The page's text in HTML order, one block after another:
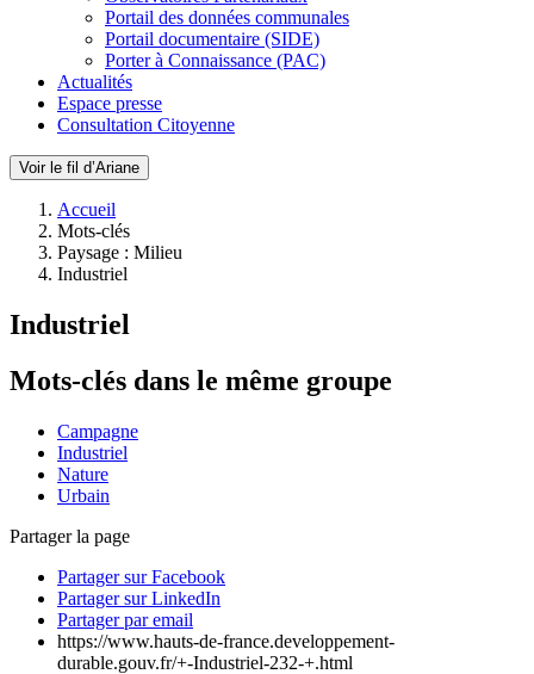
Portail des données communales
Portail documentaire (SIDE)
Porter à Connaissance (PAC)
Actualités
Espace presse
Consultation Citoyenne
Voir le fil d’Ariane
Accueil
Mots-clés
Paysage : Milieu
Industriel
Industriel
Mots-clés dans le même groupe
Campagne
Industriel
Nature
Urbain
Partager la page
Partager sur Facebook
Partager sur LinkedIn
Partager par email
https://www.hauts-de-france.developpement-
durable.gouv.fr/+-Industriel-232-+.html